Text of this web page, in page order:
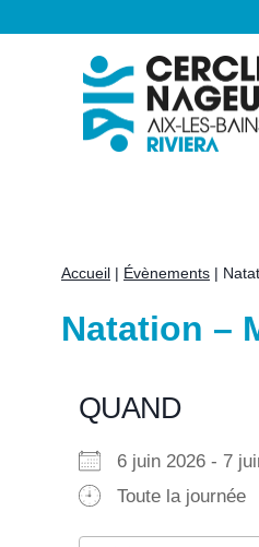
Accueil | Évènements |
Natation –
QUAND
6 juin 2026 - 7
Toute la journée